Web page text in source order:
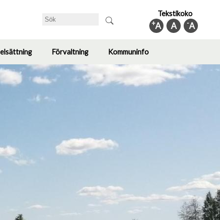
Sök Tekstikoko
-A
A
+A
Toggle
submenu
Förvaltning
Toggle
submenu
Kommuninfo
Toggle
submenu